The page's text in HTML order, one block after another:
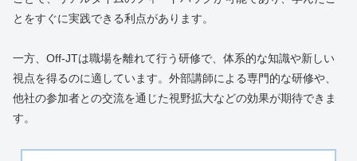
とをすぐに実践できる利点があります。
一方、Off-JTは職場を離れて行う研修で、体系的な知識や新しい
視点を得るのに適しています。外部講師による専門的な研修や、
他社の参加者との交流を通じた視野拡大などの効果が期待できま
す。